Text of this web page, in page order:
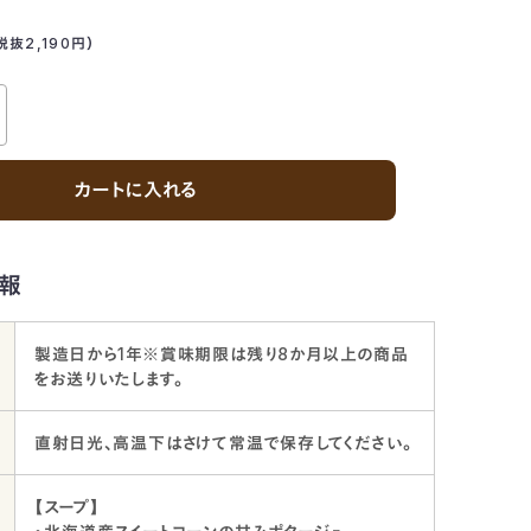
抜2,190 円）
カートに入れる
製造日から1年※賞味期限は残り8か月以上の商品
をお送りいたします。
直射日光、高温下はさけて常温で保存してください。
【スープ】